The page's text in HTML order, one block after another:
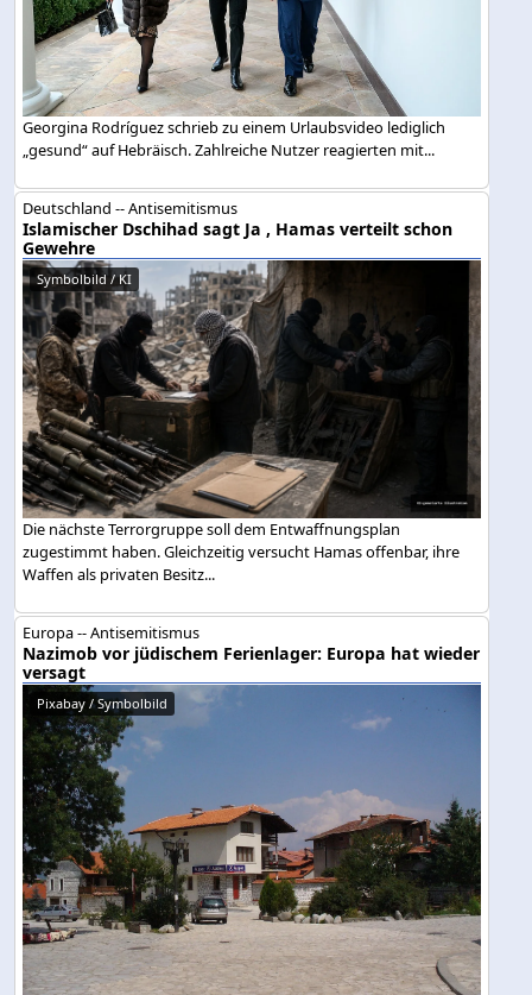
Georgina Rodríguez schrieb zu einem Urlaubsvideo lediglich
„gesund“ auf Hebräisch. Zahlreiche Nutzer reagierten mit...
Deutschland -- Antisemitismus
Islamischer Dschihad sagt Ja , Hamas verteilt schon
Gewehre
Symbolbild / KI
Die nächste Terrorgruppe soll dem Entwaffnungsplan
zugestimmt haben. Gleichzeitig versucht Hamas offenbar, ihre
Waffen als privaten Besitz...
Europa -- Antisemitismus
Nazimob vor jüdischem Ferienlager: Europa hat wieder
versagt
Pixabay / Symbolbild